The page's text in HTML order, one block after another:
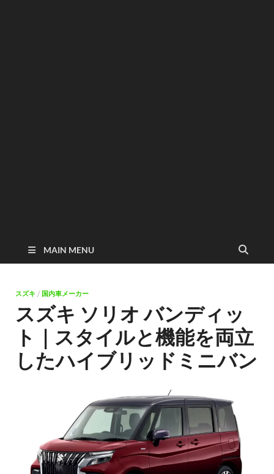
MAIN MENU
スズキ / 国内車メーカー
スズキ ソリオ バンディッ
ト｜スタイルと機能を両立
したハイブリッドミニバン